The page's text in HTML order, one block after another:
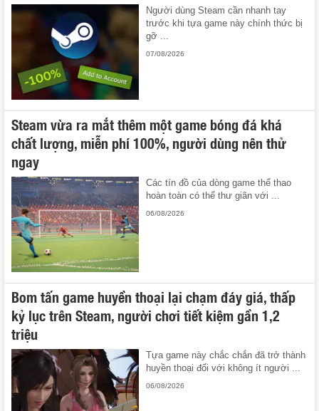
Người dùng Steam cần nhanh tay
trước khi tựa game này chính thức bị
gỡ ...
07/08/2026
Steam vừa ra mắt thêm một game bóng đá khá
chất lượng, miễn phí 100%, người dùng nên thử
ngay
Các tín đồ của dòng game thể thao
hoàn toàn có thể thư giãn với ...
06/08/2026
Bom tấn game huyền thoại lại chạm đáy giá, thấp
kỷ lục trên Steam, người chơi tiết kiệm gần 1,2
triệu
Tựa game này chắc chắn đã trở thành
huyền thoại đối với không ít người ...
06/08/2026